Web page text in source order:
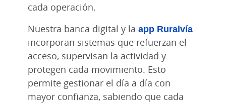
cada operación.
Nuestra banca digital y la app Ruralvía
incorporan sistemas que refuerzan el
acceso, supervisan la actividad y
protegen cada movimiento. Esto
permite gestionar el día a día con
mayor confianza, sabiendo que cada